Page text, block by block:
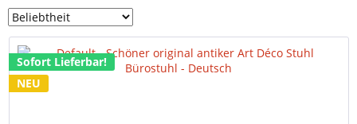
Sofort Lieferbar!
NEU